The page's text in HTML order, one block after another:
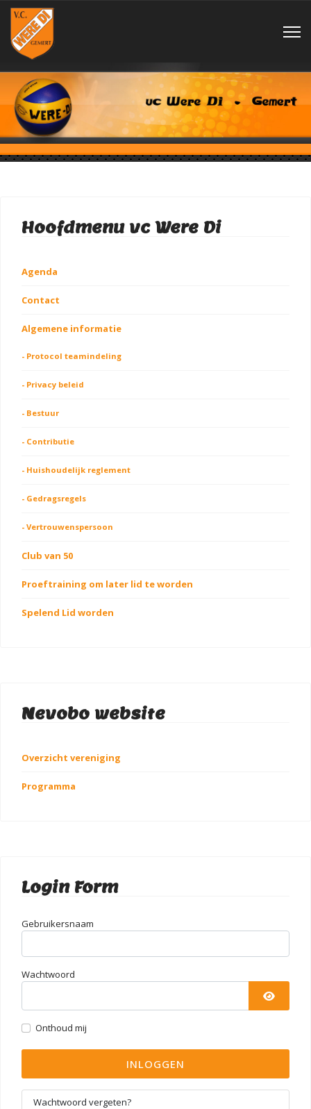
Hoofdmenu vc Were Di
Agenda
Contact
Algemene informatie
- Protocol teamindeling
- Privacy beleid
- Bestuur
- Contributie
- Huishoudelijk reglement
- Gedragsregels
- Vertrouwenspersoon
Club van 50
Proeftraining om later lid te worden
Spelend Lid worden
Nevobo website
Overzicht vereniging
Programma
Login Form
Gebruikersnaam
Wachtwoord
TOON
Onthoud mij
INLOGGEN
Wachtwoord vergeten?